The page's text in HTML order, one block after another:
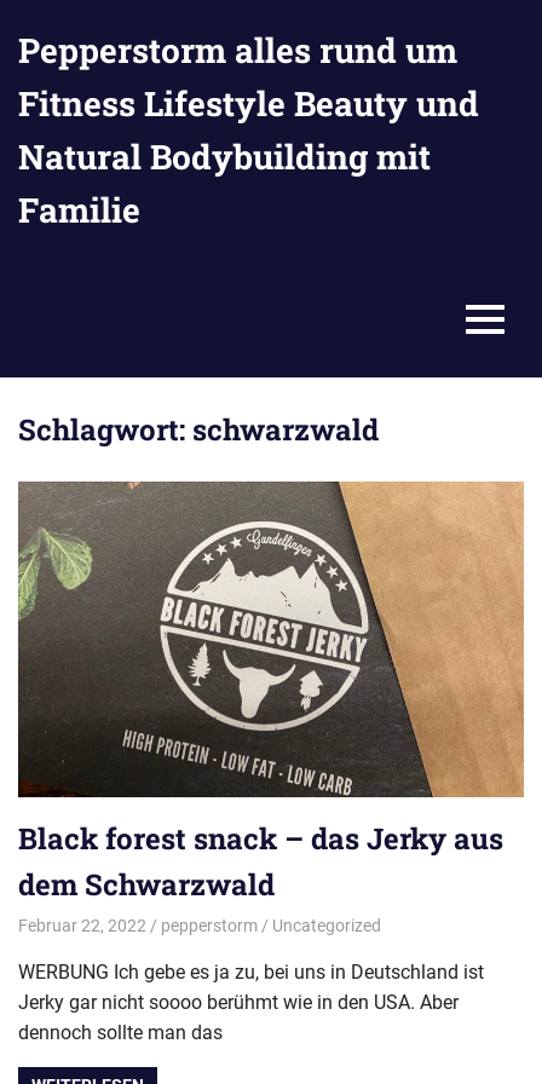
Inhalt
springen
Pepperstorm alles rund um
Fitness Lifestyle Beauty und
Natural Bodybuilding mit
Familie
MENU
Schlagwort: schwarzwald
Black forest snack – das Jerky aus
dem Schwarzwald
Februar 22, 2022 pepperstorm Uncategorized
WERBUNG Ich gebe es ja zu, bei uns in Deutschland ist
Jerky gar nicht soooo berühmt wie in den USA. Aber
dennoch sollte man das